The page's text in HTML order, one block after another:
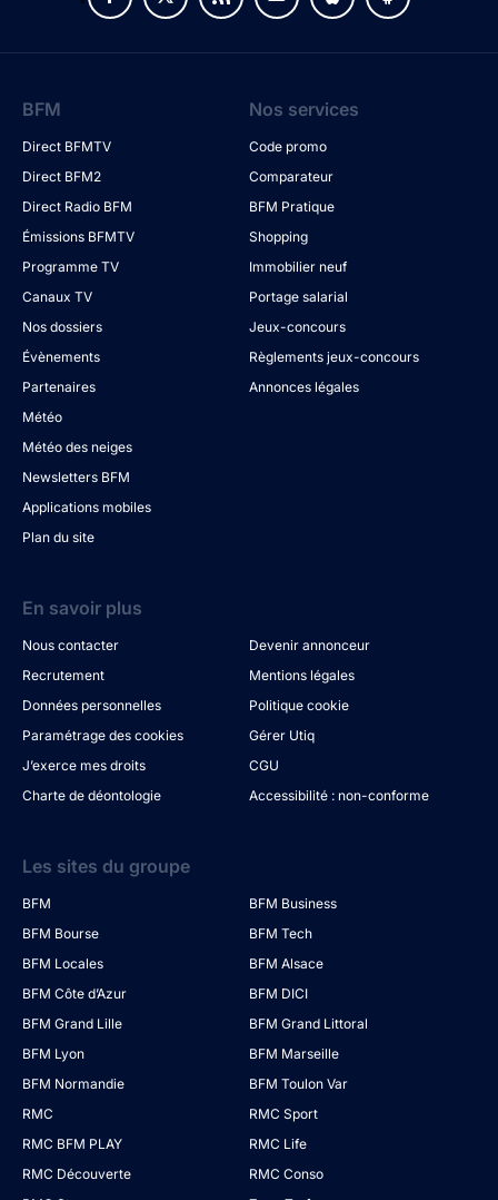
BFM
Direct BFMTV
Direct BFM2
Direct Radio BFM
Émissions BFMTV
Programme TV
Canaux TV
Nos dossiers
Évènements
Partenaires
Météo
Météo des neiges
Newsletters BFM
Applications mobiles
Plan du site
Nos services
Code promo
Comparateur
BFM Pratique
Shopping
Immobilier neuf
Portage salarial
Jeux-concours
Règlements jeux-concours
Annonces légales
En savoir plus
Nous contacter
Devenir annonceur
Recrutement
Mentions légales
Données personnelles
Politique cookie
Paramétrage des cookies
Gérer Utiq
J’exerce mes droits
CGU
Charte de déontologie
Accessibilité : non-conforme
Les sites du groupe
BFM
BFM Business
BFM Bourse
BFM Tech
BFM Locales
BFM Alsace
BFM Côte d’Azur
BFM DICI
BFM Grand Lille
BFM Grand Littoral
BFM Lyon
BFM Marseille
BFM Normandie
BFM Toulon Var
RMC
RMC Sport
RMC BFM PLAY
RMC Life
RMC Découverte
RMC Conso